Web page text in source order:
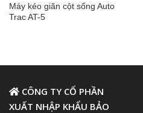
Máy kéo giãn cột sống Auto
Trac AT-5
CÔNG TY CỔ PHẦN
XUẤT NHẬP KHẨU BẢO